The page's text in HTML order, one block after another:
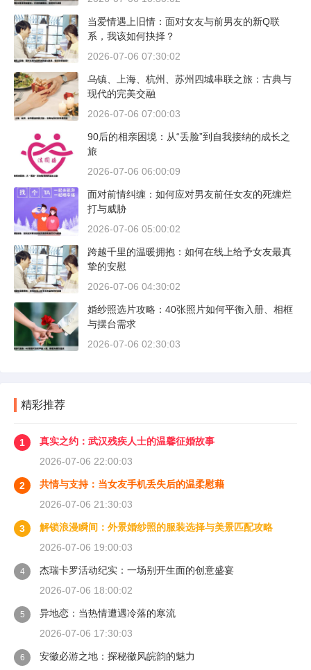
当爱情遇上旧情：面对女友与前男友的新Q联
系，我该如何抉择？
2026-07-06 07:30:02
乌镇、上海、杭州、苏州四城串联之旅：古典与
现代的完美交融
2026-07-06 07:00:03
90后的相亲困境：从“丢脸”到自我接纳的成长之
旅
2026-07-06 06:00:09
面对前情纠缠：如何应对男友前任女友的死缠烂
打与威胁
2026-07-06 05:00:02
跨越千里的温暖拥抱：如何在线上给予女友最真
挚的安慰
2026-07-06 04:30:02
婚纱照选片攻略：40张照片如何平衡入册、相框
与摆台需求
2026-07-06 02:30:03
精彩推荐
1
真实之约：武汉残疾人士的温馨征婚故事
2026-07-06 22:00:03
2
共情与支持：当女友手机丢失后的温柔慰藉
2026-07-06 21:30:03
3
解锁浪漫瞬间：外景婚纱照的服装选择与美景匹配攻略
2026-07-06 19:00:03
4
杰瑞卡罗活动纪实：一场别开生面的创意盛宴
2026-07-06 18:00:02
5
异地恋：当热情遭遇冷落的寒流
2026-07-06 17:30:03
6 安徽必游之地：探秘徽风皖韵的魅力